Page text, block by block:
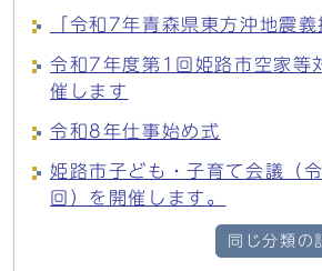
「令和7年青森県東方沖地震
令和7年度第1回姫路市空家等
催します
令和8年仕事始め式
姫路市子ども・子育て会議（
回）を開催します。
同じ分類の